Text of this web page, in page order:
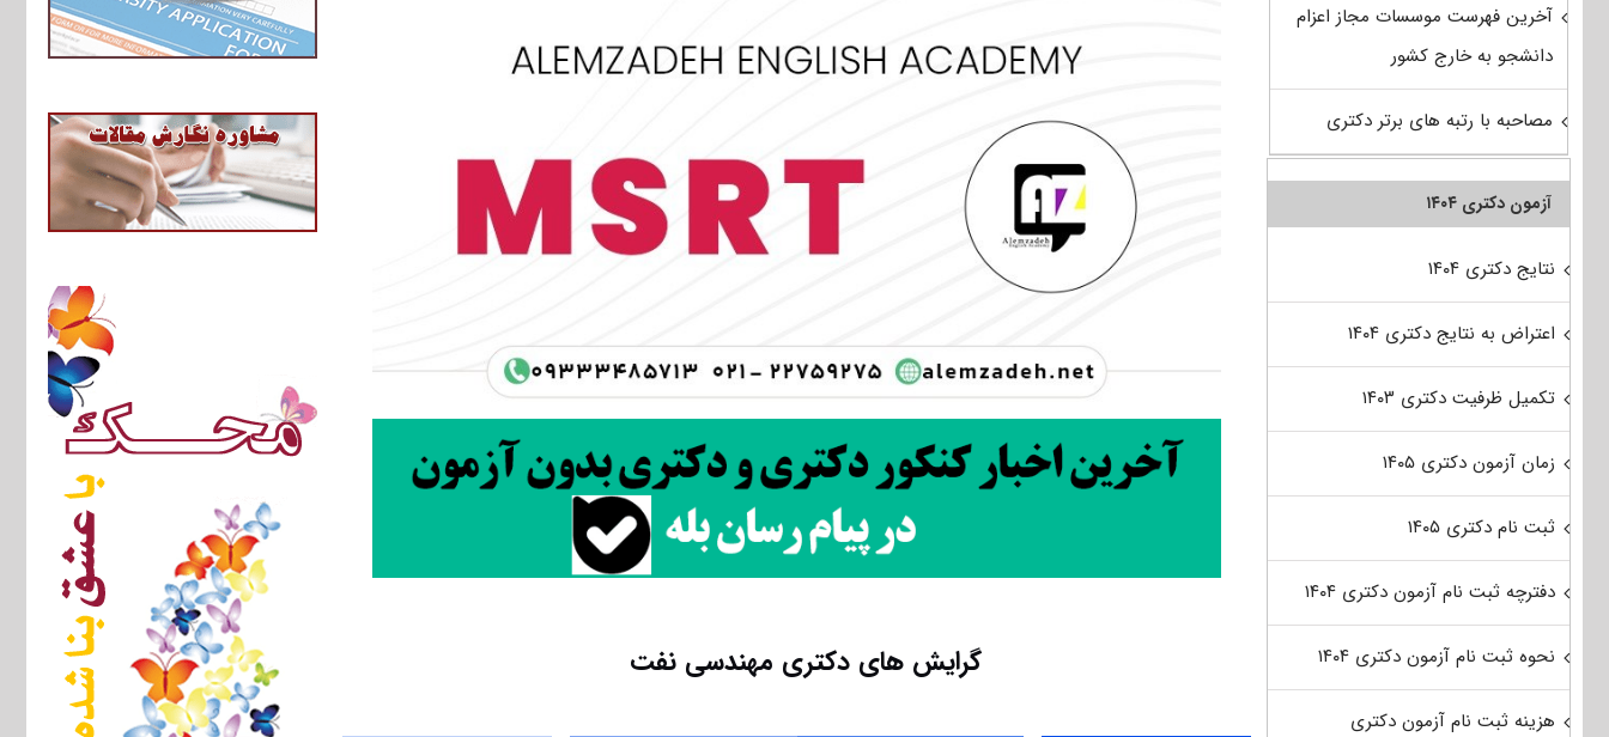
گرایش های دکتری مهندسی نفت
آخرین فهرست موسسات مجاز اعزام
دانشجو به خارج کشور
مصاحبه با رتبه های برتر دکتری
آزمون دکتری ۱۴۰۴
نتایج دکتری ۱۴۰۴
اعتراض به نتایج دکتری ۱۴۰۴
تکمیل ظرفیت دکتری ۱۴۰۳
زمان آزمون دکتری ۱۴۰۵
ثبت نام دکتری ۱۴۰۵
دفترچه ثبت نام آزمون دکتری ۱۴۰۴
نحوه ثبت نام آزمون دکتری ۱۴۰۴
هزینه ثبت نام آزمون دکتری